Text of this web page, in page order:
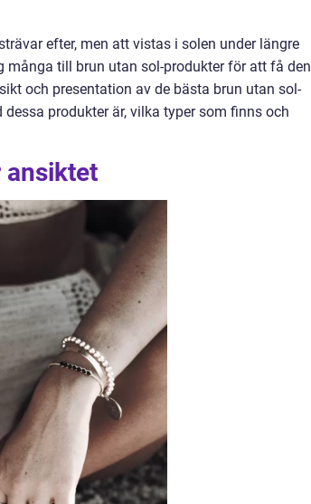
efter, men att vistas i solen under längre
många till brun utan sol-produkter för att få den
och presentation av de bästa brun utan sol-
produkter är, vilka typer som finns och
ansiktet